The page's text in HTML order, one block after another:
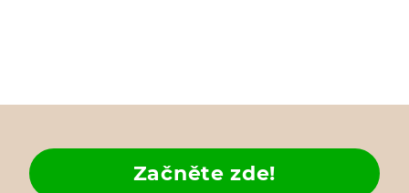
Začněte zde!